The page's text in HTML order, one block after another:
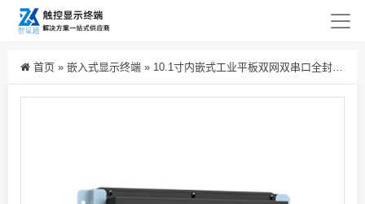
首页 » 嵌入式显示终端 » 10.1寸内嵌式工业平板双网双串口全封闭工控显示器数控车床电容触屏电脑